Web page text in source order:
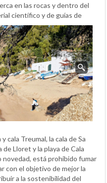
en las rocas y dentro del
científico y de guías de
cala Treumal, la cala de Sa
de Lloret y la playa de Cala
novedad, está prohibido fumar
con el objetivo de mejor la
a la sostenibilidad del